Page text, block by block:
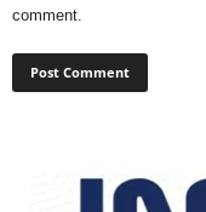
comment.